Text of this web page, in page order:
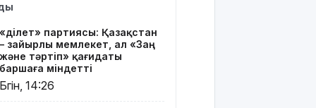
Риддерде
«Поэзия
кеші» өтті
"Қорғансыз
күндерім
«Әділет» партиясы: Қазақстан
– зайырлы мемлекет, ал «Заң
және тәртіп» қағидаты
баршаға міндетті
Бүгін, 14:26